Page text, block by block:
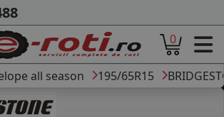
NOI
AUTO
0
all season 195/65R15